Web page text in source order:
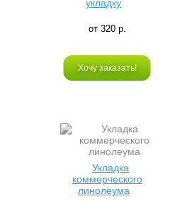
укладку
от 320 р.
Хочу заказать!
Укладка
коммерческого
линолеума